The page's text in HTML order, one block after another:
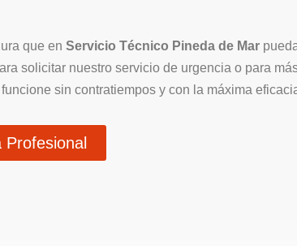
que en Servicio Técnico Pineda de Mar
solicitar nuestro servicio de urgencia o para
sin contratiempos y con la máxima